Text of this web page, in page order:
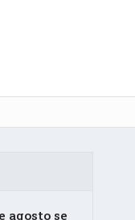
agosto se